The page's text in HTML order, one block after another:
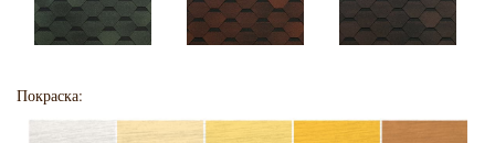
Покраска: